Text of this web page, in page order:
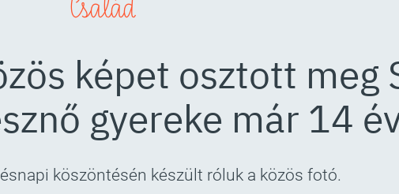
Család
képet osztott meg
gyereke már 14
köszöntésén készült róluk a közös fotó.